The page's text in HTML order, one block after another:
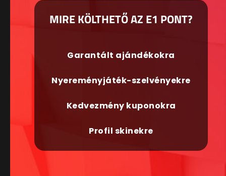
MIRE KÖLTHETŐ AZ E1 PONT?
Garantált ajándékokra
Nyereményjáték-szelvényekre
Kedvezmény kuponokra
Profil skinekre